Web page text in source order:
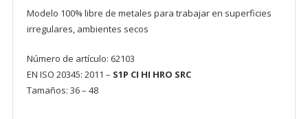
Modelo 100% libre de metales para trabajar en superficies
irregulares, ambientes secos
Número de artículo: 62103
EN ISO 20345: 2011 – S1P CI HI HRO SRC
Tamaños: 36 – 48